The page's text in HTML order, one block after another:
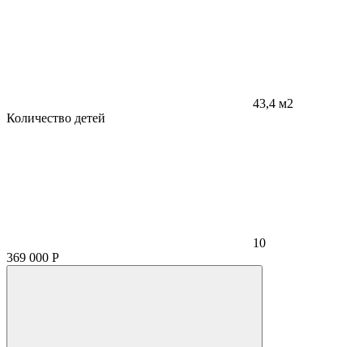
43,4 м2
Количество детей
10
369 000 Р